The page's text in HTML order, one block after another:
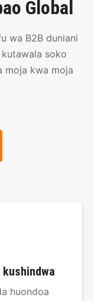
Global
wa B2B duniani
soko
moja kwa moja
kushindwa
huondoa